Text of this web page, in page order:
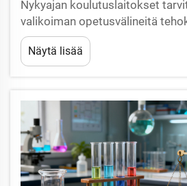
Nykyajan koulutuslaitokset
valikoiman opetusvälineitä
oppimiskokemusten
akateemisissa aloissa.
tutkimusyliopistoihin valinnan ja
Näytä lisää